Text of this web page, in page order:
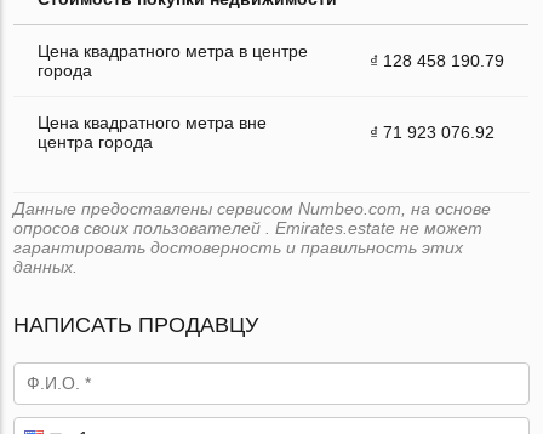
Цена квадратного метра в центре
города
₫ 128 458 190.79
Цена квадратного метра вне
центра города
₫ 71 923 076.92
Данные предоставлены сервисом Numbeo.com, на основе
опросов своих пользователей . Emirates.estate не может
гарантировать достоверность и правильность этих
данных.
НАПИСАТЬ ПРОДАВЦУ